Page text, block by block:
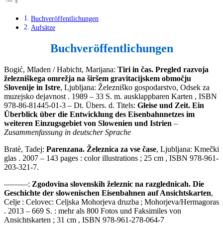
Buchveröffentlichungen
Aufsätze
Buchveröffentlichungen
Bogić, Mladen / Habicht, Marijana: Tiri in čas. Pregled razvoja
železniškega omrežja na širšem gravitacijskem območju
Slovenije in Istre, Ljubljana: Železniško gospodarstvo, Odsek za
muzejsko dejavnost . 1989 – 33 S. m. ausklappbaren Karten , ISBN
978-86-81445-01-3 – Dt. Übers. d. Titels: Gleise und Zeit. Ein
Überblick über die Entwicklung des Eisenbahnnetzes im
weiteren Einzugsgebiet von Slowenien und Istrien –
Zusammenfassung in deutscher Sprache
Bratè, Tadej: Parenzana. Železnica za vse čase, Ljubljana: Kmečki
glas . 2007 – 143 pages : color illustrations ; 25 cm , ISBN 978-961-
203-321-7.
———: Zgodovina slovenskih železnic na razglednicah. Die
Geschichte der slowenischen Eisenbahnen auf Ansichtskarten,
Celje : Celovec: Celjska Mohorjeva druzba ; Mohorjeva/Hermagoras
. 2013 – 669 S. : mehr als 800 Fotos und Faksimiles von
Ansichtskarten ; 31 cm , ISBN 978-961-278-064-7